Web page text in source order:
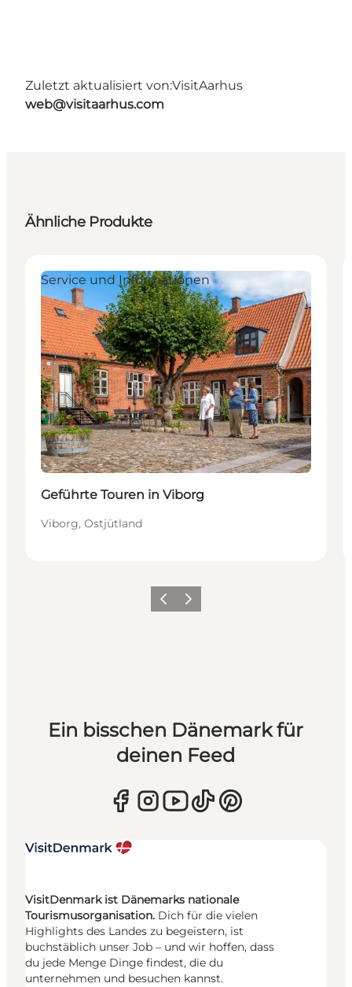
Zuletzt aktualisiert von:VisitAarhus
web@visitaarhus.com
Ähnliche Produkte
Service und Informationen
Geführte Touren in Viborg
Viborg, Ostjütland
ZurückWeiter
Ein bisschen Dänemark für
deinen Feed
VisitDenmark ist Dänemarks nationale
Tourismusorganisation. Dich für die vielen
Highlights des Landes zu begeistern, ist
buchstäblich unser Job – und wir hoffen, dass
du jede Menge Dinge findest, die du
unternehmen und besuchen kannst.